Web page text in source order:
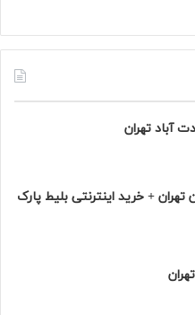
آباد تهران
تهران + خرید اینترنتی بلیط پارک